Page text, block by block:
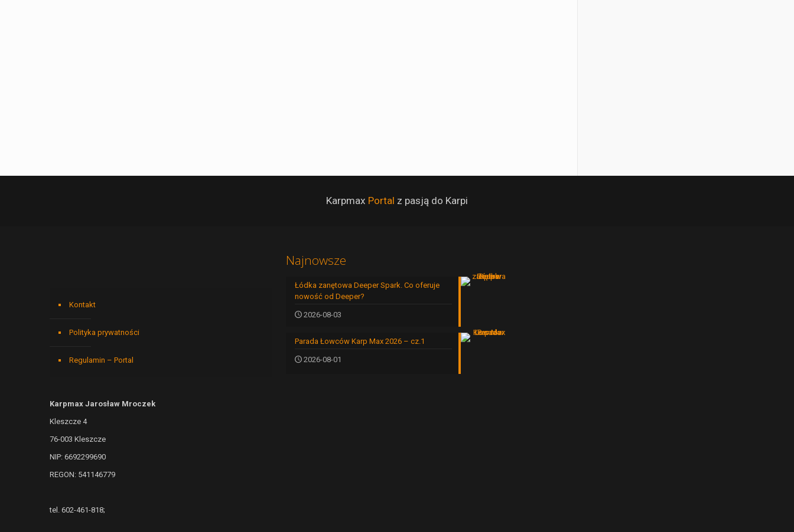
Karpmax Portal z pasją do Karpi
Kontakt
Polityka prywatności
Regulamin – Portal
Karpmax Jarosław Mroczek
Kleszcze 4
76-003 Kleszcze
NIP: 6692299690
REGON: 541146779
tel. 602-461-818;
Najnowsze
Łódka zanętowa Deeper Spark. Co oferuje
nowość od Deeper?
2026-08-03
Parada Łowców Karp Max 2026 – cz.1
2026-08-01